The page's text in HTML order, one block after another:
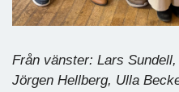
Från vänster: Lars
Jörgen Hellberg, Ulla